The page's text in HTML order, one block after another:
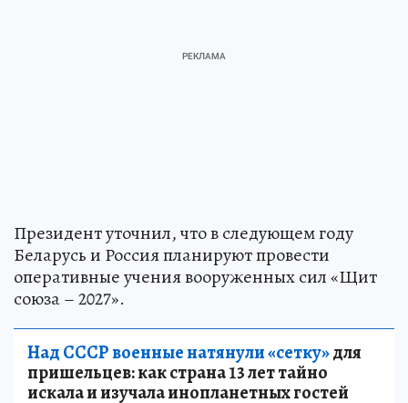
Президент уточнил, что в следующем году
Беларусь и Россия планируют провести
оперативные учения вооруженных сил «Щит
союза – 2027».
Над СССР военные натянули «сетку»для
пришельцев: как страна 13 лет тайно
искала и изучала инопланетных гостей